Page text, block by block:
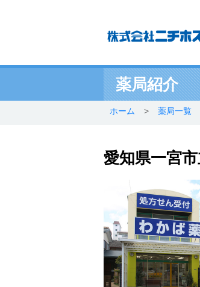
薬局紹介
ホーム > 薬局一覧
愛知県一宮